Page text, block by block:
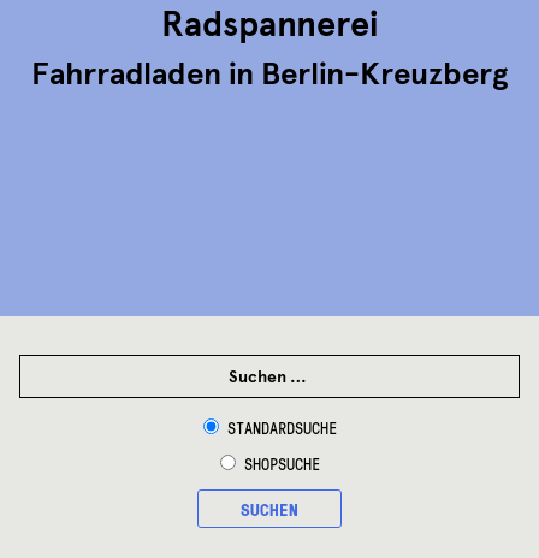
Radspannerei
Fahrradladen in Berlin-Kreuzberg
STANDARDSUCHE
SHOPSUCHE
SUCHEN